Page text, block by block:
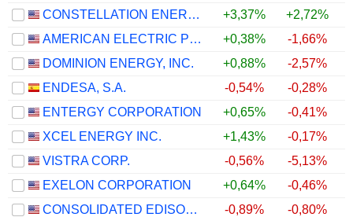
CONSTELLATION ENERGY CORPORATION
+3,37% +2,72%
AMERICAN ELECTRIC POWER COMPANY, INC.
+0,38% -1,66%
DOMINION ENERGY, INC.
+0,88% -2,57%
ENDESA, S.A.
-0,54% -0,28%
ENTERGY CORPORATION
+0,65% -0,41%
XCEL ENERGY INC.
+1,43% -0,17%
VISTRA CORP.
-0,56% -5,13%
EXELON CORPORATION
+0,64% -0,46%
CONSOLIDATED EDISON, INC.
-0,89% -0,80%